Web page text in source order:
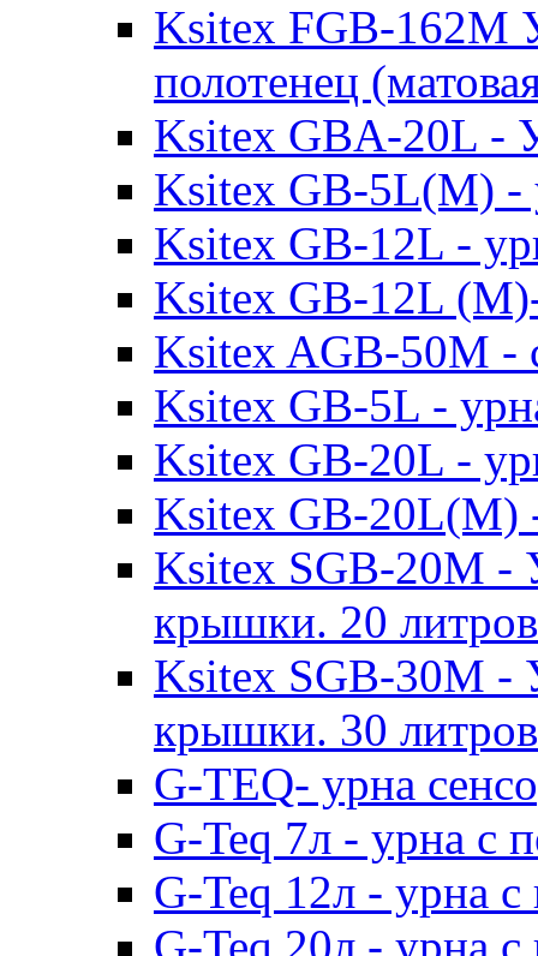
Ksitex FGB-162M
полотенец
Ksitex GBA-20L -
Ksitex GB-5L(М) -
Ksitex GB-12L -
Ksitex GB-12L
Ksitex AGB-50M -
Ksitex GB-5L -
Ksitex GB-20L -
Ksitex GB-20L(М)
Ksitex SGB-20M -
крышки. 20
Ksitex SGB-30M -
крышки. 30
G-TEQ- урна
G-Teq 7л - урна с
G-Teq 12л - урна